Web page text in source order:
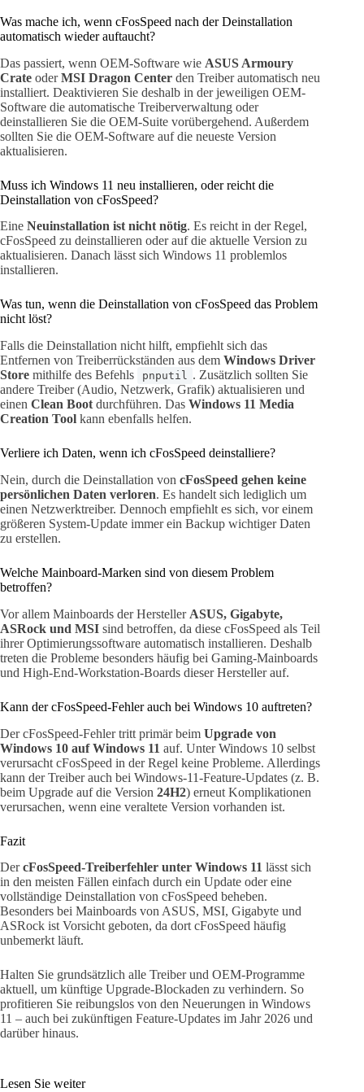
Was mache ich, wenn cFosSpeed nach der Deinstallation
automatisch wieder auftaucht?
Das passiert, wenn OEM-Software wie ASUS Armoury
Crate oderMSI Dragon Center den Treiber automatisch neu
installiert. Deaktivieren Sie deshalb in der jeweiligen OEM-
Software die automatische Treiberverwaltung oder
deinstallieren Sie die OEM-Suite vorübergehend. Außerdem
sollten Sie die OEM-Software auf die neueste Version
aktualisieren.
Muss ich Windows 11 neu installieren, oder reicht die
Deinstallation von cFosSpeed?
Eine Neuinstallation ist nicht nötig. Es reicht in der Regel,
cFosSpeed zu deinstallieren oder auf die aktuelle Version zu
aktualisieren. Danach lässt sich Windows 11 problemlos
installieren.
Was tun, wenn die Deinstallation von cFosSpeed das Problem
nicht löst?
Falls die Deinstallation nicht hilft, empfiehlt sich das
Entfernen von Treiberrückständen aus dem Windows Driver
Store mithilfe des Befehls pnputil . Zusätzlich sollten Sie
andere Treiber (Audio, Netzwerk, Grafik) aktualisieren und
einen Clean Boot durchführen. Das Windows 11 Media
Creation Tool kann ebenfalls helfen.
Verliere ich Daten, wenn ich cFosSpeed deinstalliere?
Nein, durch die Deinstallation von cFosSpeed gehen keine
persönlichen Daten verloren. Es handelt sich lediglich um
einen Netzwerktreiber. Dennoch empfiehlt es sich, vor einem
größeren System-Update immer ein Backup wichtiger Daten
zu erstellen.
Welche Mainboard-Marken sind von diesem Problem
betroffen?
Vor allem Mainboards der Hersteller ASUS, Gigabyte,
ASRock und MSI sind betroffen, da diese cFosSpeed als Teil
ihrer Optimierungssoftware automatisch installieren. Deshalb
treten die Probleme besonders häufig bei Gaming-Mainboards
und High-End-Workstation-Boards dieser Hersteller auf.
Kann der cFosSpeed-Fehler auch bei Windows 10 auftreten?
Der cFosSpeed-Fehler tritt primär beim Upgrade von
Windows 10 auf Windows 11 auf. Unter Windows 10 selbst
verursacht cFosSpeed in der Regel keine Probleme. Allerdings
kann der Treiber auch bei Windows-11-Feature-Updates (z. B.
beim Upgrade auf die Version 24H2) erneut Komplikationen
verursachen, wenn eine veraltete Version vorhanden ist.
Fazit
DercFosSpeed-Treiberfehler unter Windows 11 lässt sich
in den meisten Fällen einfach durch ein Update oder eine
vollständige Deinstallation von cFosSpeed beheben.
Besonders bei Mainboards von ASUS, MSI, Gigabyte und
ASRock ist Vorsicht geboten, da dort cFosSpeed häufig
unbemerkt läuft.
Halten Sie grundsätzlich alle Treiber und OEM-Programme
aktuell, um künftige Upgrade-Blockaden zu verhindern. So
profitieren Sie reibungslos von den Neuerungen in Windows
11 – auch bei zukünftigen Feature-Updates im Jahr 2026 und
darüber hinaus.
Lesen Sie weiter